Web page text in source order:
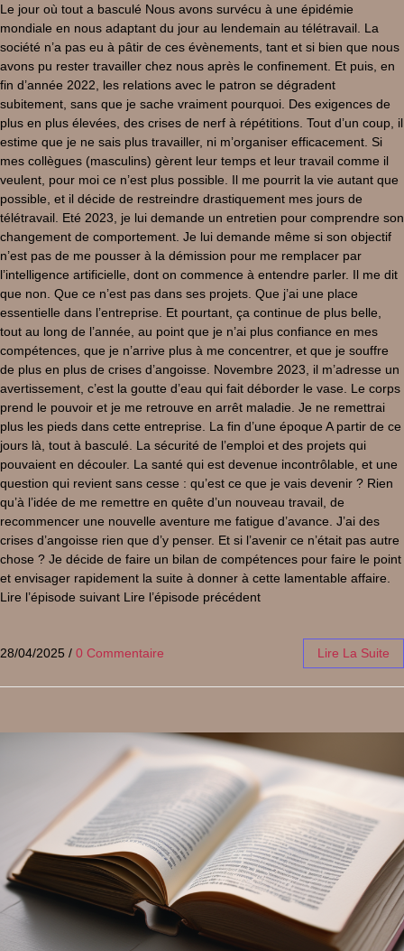
Le jour où tout a basculé Nous avons survécu à une épidémie
mondiale en nous adaptant du jour au lendemain au télétravail. La
société n’a pas eu à pâtir de ces évènements, tant et si bien que nous
avons pu rester travailler chez nous après le confinement. Et puis, en
fin d’année 2022, les relations avec le patron se dégradent
subitement, sans que je sache vraiment pourquoi. Des exigences de
plus en plus élevées, des crises de nerf à répétitions. Tout d’un coup, il
estime que je ne sais plus travailler, ni m’organiser efficacement. Si
mes collègues (masculins) gèrent leur temps et leur travail comme il
veulent, pour moi ce n’est plus possible. Il me pourrit la vie autant que
possible, et il décide de restreindre drastiquement mes jours de
télétravail. Eté 2023, je lui demande un entretien pour comprendre son
changement de comportement. Je lui demande même si son objectif
n’est pas de me pousser à la démission pour me remplacer par
l’intelligence artificielle, dont on commence à entendre parler. Il me dit
que non. Que ce n’est pas dans ses projets. Que j’ai une place
essentielle dans l’entreprise. Et pourtant, ça continue de plus belle,
tout au long de l’année, au point que je n’ai plus confiance en mes
compétences, que je n’arrive plus à me concentrer, et que je souffre
de plus en plus de crises d’angoisse. Novembre 2023, il m’adresse un
avertissement, c’est la goutte d’eau qui fait déborder le vase. Le corps
prend le pouvoir et je me retrouve en arrêt maladie. Je ne remettrai
plus les pieds dans cette entreprise. La fin d’une époque A partir de ce
jours là, tout à basculé. La sécurité de l’emploi et des projets qui
pouvaient en découler. La santé qui est devenue incontrôlable, et une
question qui revient sans cesse : qu’est ce que je vais devenir ? Rien
qu’à l’idée de me remettre en quête d’un nouveau travail, de
recommencer une nouvelle aventure me fatigue d’avance. J’ai des
crises d’angoisse rien que d’y penser. Et si l’avenir ce n’était pas autre
chose ? Je décide de faire un bilan de compétences pour faire le point
et envisager rapidement la suite à donner à cette lamentable affaire.
Lire l’épisode suivant Lire l’épisode précédent
28/04/2025 / 0 Commentaire Lire La Suite